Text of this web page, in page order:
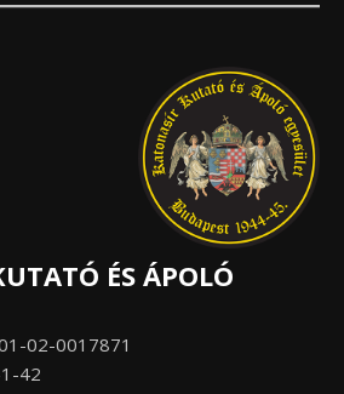
ÉS ÁPOLÓ
02-0017871
42